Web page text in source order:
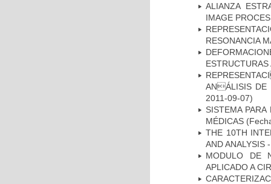
ALIANZA
IMAGE
RESONANCIA
ANÁLISIS DE
2011-09-07)
SISTEMA
MÉDICAS
THE 10TH
AND ANALYSIS
MODULO DE
APLICADO A